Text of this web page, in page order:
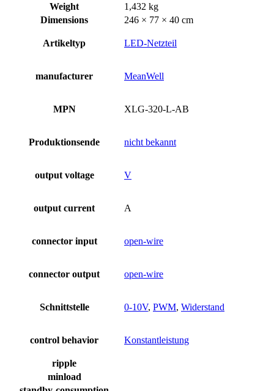
Weight
1,432 kg
Dimensions
246 × 77 × 40 cm
Artikeltyp LED-Netzteil
manufacturer MeanWell
MPN XLG-320-L-AB
Produktionsende nicht bekannt
output voltage V
output current A
connector input open-wire
connector output open-wire
Schnittstelle 0-10V, PWM, Widerstand
control behavior Konstantleistung
ripple
minload